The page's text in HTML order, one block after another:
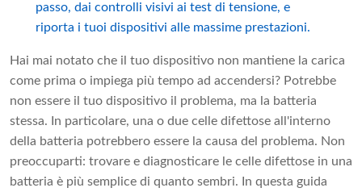
passo, dai controlli visivi ai test di tensione, e
riporta i tuoi dispositivi alle massime prestazioni.
Hai mai notato che il tuo dispositivo non mantiene la carica
come prima o impiega più tempo ad accendersi? Potrebbe
non essere il tuo dispositivo il problema, ma la batteria
stessa. In particolare, una o due celle difettose all'interno
della batteria potrebbero essere la causa del problema. Non
preoccuparti: trovare e diagnosticare le celle difettose in una
batteria è più semplice di quanto sembri. In questa guida